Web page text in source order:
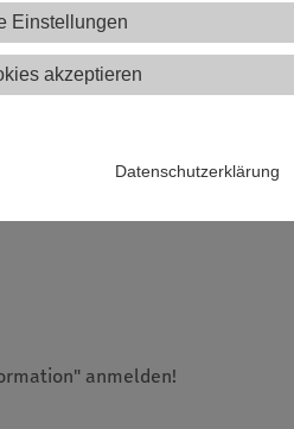
Einstellungen
akzeptieren
Datenschutzerklärung
um Jugendlichen in ihrer
anmelden!